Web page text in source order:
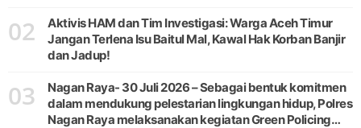
02
Aktivis HAM dan Tim Investigasi: Warga Aceh Timur
Jangan Terlena Isu Baitul Mal, Kawal Hak Korban Banjir
dan Jadup!
03
Nagan Raya- 30 Juli 2026 – Sebagai bentuk komitmen
dalam mendukung pelestarian lingkungan hidup, Polres
Nagan Raya melaksanakan kegiatan Green Policing